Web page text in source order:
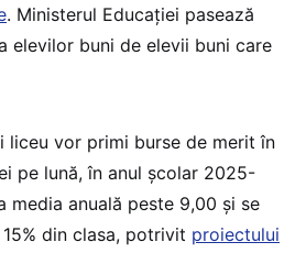
. Ministerul Educației pasează
elevilor buni de elevii buni care
liceu vor primi burse de merit în
pe lună, în anul școlar 2025-
media anuală peste 9,00 și se
din clasa, potrivit proiectului